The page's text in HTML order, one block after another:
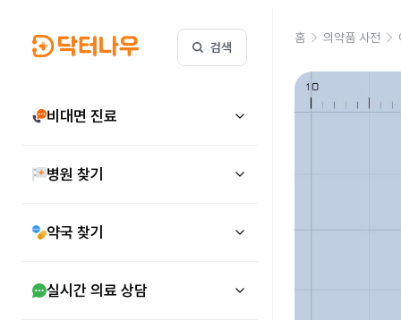
검색
비대면 진료
병원 찾기
약국 찾기
실시간 의료 상담
홈 의약품 사전